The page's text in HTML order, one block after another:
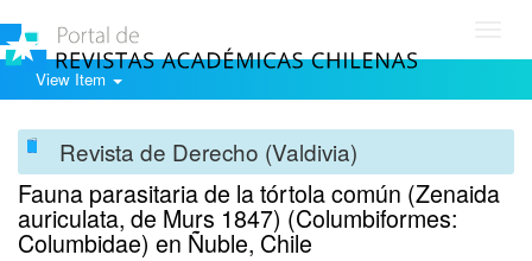
View Item
Revista de Derecho (Valdivia)
Fauna parasitaria de la tórtola común (Zenaida
auriculata, de Murs 1847) (Columbiformes:
Columbidae) en Ñuble, Chile